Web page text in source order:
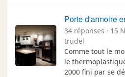
Porte d'armoire
34 réponses · 15
trudel
Comme tout le
le
2000 fini par se